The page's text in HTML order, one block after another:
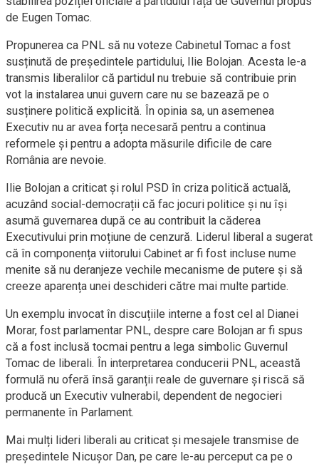
de Eugen Tomac.
Propunerea ca PNL să nu voteze Cabinetul Tomac a fost
susținută de președintele partidului, Ilie Bolojan. Acesta le-a
transmis liberalilor că partidul nu trebuie să contribuie prin
vot la instalarea unui guvern care nu se bazează pe o
susținere politică explicită. În opinia sa, un asemenea
Executiv nu ar avea forța necesară pentru a continua
reformele și pentru a adopta măsurile dificile de care
România are nevoie.
Ilie Bolojan a criticat și rolul PSD în criza politică actuală,
acuzând social-democrații că fac jocuri politice și nu își
asumă guvernarea după ce au contribuit la căderea
Executivului prin moțiune de cenzură. Liderul liberal a sugerat
că în componența viitorului Cabinet ar fi fost incluse nume
menite să nu deranjeze vechile mecanisme de putere și să
creeze aparența unei deschideri către mai multe partide.
Un exemplu invocat în discuțiile interne a fost cel al Dianei
Morar, fost parlamentar PNL, despre care Bolojan ar fi spus
că a fost inclusă tocmai pentru a lega simbolic Guvernul
Tomac de liberali. În interpretarea conducerii PNL, această
formulă nu oferă însă garanții reale de guvernare și riscă să
producă un Executiv vulnerabil, dependent de negocieri
permanente în Parlament.
Mai mulți lideri liberali au criticat și mesajele transmise de
președintele Nicușor Dan, pe care le-au perceput ca pe o